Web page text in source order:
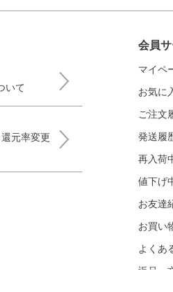
いて
元率変更
会員
マイペ
お気に
ご注文
発送履
再入荷
値下げ
お友達
お買い
よくあ
返品・